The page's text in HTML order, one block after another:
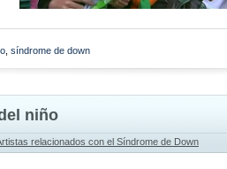
síndrome de down
niño
relacionados con el Síndrome de Down